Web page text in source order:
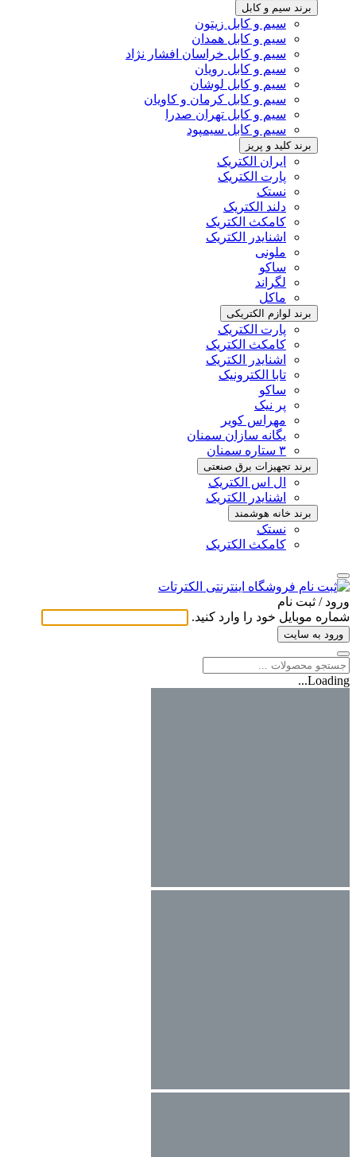
برند سیم و کابل
سیم و کابل زیتون
سیم و کابل همدان
سیم و کابل خراسان افشار نژاد
سیم و کابل رویان
سیم و کابل لوشان
سیم و کابل کرمان و کاویان
سیم و کابل تهران صدرا
سیم و کابل سیمپود
برند کلید و پریز
ایران الکتریک
پارت الکتریک
نستک
دلند الکتریک
کامکث الکتریک
اشنایدر الکتریک
ملونی
ساکو
لگراند
ماکل
برند لوازم الکتریکی
پارت الکتریک
کامکث الکتریک
اشنایدر الکتریک
تابا الکترونیک
ساکو
پر نیک
مهراس کویر
یگانه سازان سمنان
۳ ستاره سمنان
برند تجهیزات برق صنعتی
ال اس الکتریک
اشنایدر الکتریک
برند خانه هوشمند
نستک
کامکث الکتریک
ورود / ثبت ‌نام
شماره موبایل خود را وارد کنید.
ورود به سایت
Loading...